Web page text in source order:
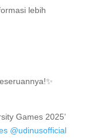
lebih
Games 2025’
@udinusofficial